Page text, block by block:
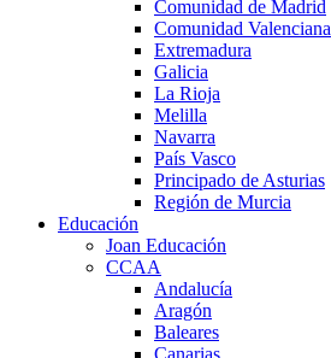
Comunidad de Madrid
Comunidad Valenciana
Extremadura
Galicia
La Rioja
Melilla
Navarra
País Vasco
Principado de Asturias
Región de Murcia
Educación
Joan Educación
CCAA
Andalucía
Aragón
Baleares
Canarias